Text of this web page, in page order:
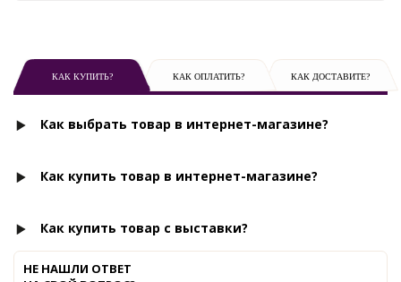
КАК КУПИТЬ? КАК ОПЛАТИТЬ? КАК ДОСТАВИТЕ?
Как выбрать товар в интернет-магазине?
Как купить товар в интернет-магазине?
Как купить товар с выставки?
НЕ НАШЛИ ОТВЕТ